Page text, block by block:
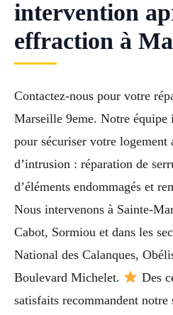
intervention
effraction à
Contactez-nous pour votre
Marseille 9eme. Notre équipe
pour sécuriser votre logement
d’intrusion : réparation de
d’éléments endommagés et
Nous intervenons à Sainte-
Cabot, Sormiou et dans les
National des Calanques,
Boulevard Michelet.
Des
satisfaits recommandent notre